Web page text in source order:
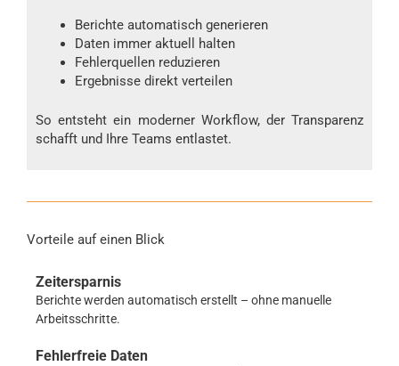
Berichte automatisch generieren
Daten immer aktuell halten
Fehlerquellen reduzieren
Ergebnisse direkt verteilen
So entsteht ein moderner Workflow, der Transparenz
schafft und Ihre Teams entlastet.
Vorteile auf einen Blick
Zeitersparnis
Berichte werden automatisch erstellt – ohne manuelle
Arbeitsschritte.
Fehlerfreie Daten